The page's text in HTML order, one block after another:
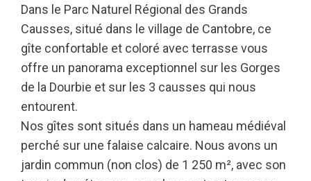
Dans le Parc Naturel Régional des Grands
Causses, situé dans le village de Cantobre, ce
gîte confortable et coloré avec terrasse vous
offre un panorama exceptionnel sur les Gorges
de la Dourbie et sur les 3 causses qui nous
entourent.
Nos gîtes sont situés dans un hameau médiéval
perché sur une falaise calcaire. Nous avons un
jardin commun (non clos) de 1 250 m², avec son